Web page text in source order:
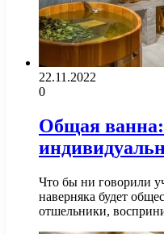
22.11.2022
0
Общая
Что бы ни говорили
наверняка будет
отшельники,